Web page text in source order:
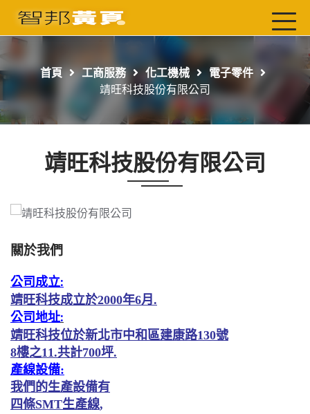
首頁
工商服務
免費刊登
首頁 工商服務 化工機械
電子零件
靖旺科技股份有限公司
靖旺科技股份有限公司
關於我們
公司成立:
靖旺科技成立於2000年6月.
公司地址:
靖旺科技位於新北市中和區建康路130號
8樓之11.共計700坪.
產線設備:
我們的生產設備有
四條SMT生產線,